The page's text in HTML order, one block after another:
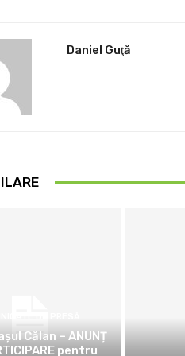
Daniel Guţă
Călan – ANUNȚ
pentru